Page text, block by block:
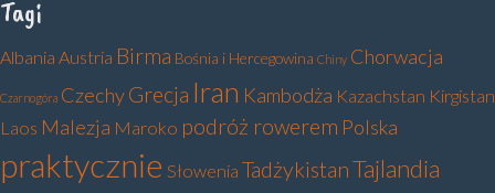
Tagi
Albania Austria Birma Bośnia i Hercegowina Chiny Chorwacja
Czarnogóra CzechyGrecja Iran Kambodża Kazachstan Kirgistan
Laos Malezja Maroko podróż rowerem Polska
praktycznie Słowenia TadżykistanTajlandia